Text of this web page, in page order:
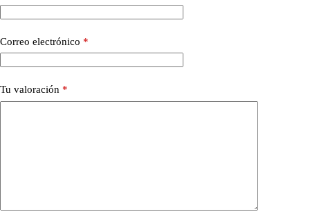
Correo electrónico *
Tu valoración *